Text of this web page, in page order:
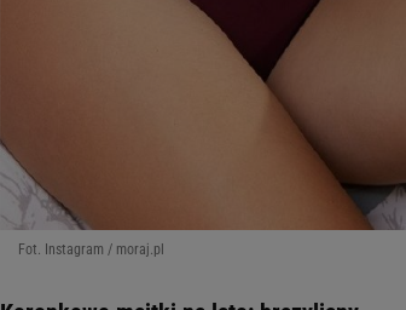
Fot. Instagram / moraj.pl